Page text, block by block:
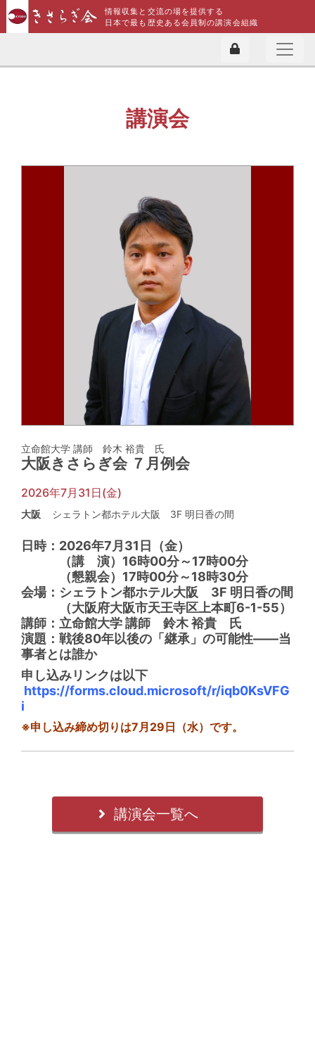
情報収集と交流の場を提供する
日本で最も歴史ある会員制の講演会組織
講演会
立命館大学 講師 鈴木 裕貴 氏
大阪きさらぎ会 ７月例会
2026年7月31日(金)
大阪 シェラトン都ホテル大阪 3F 明日香の間
日時： 2026年7月31日（金）
（講 演） 16時00分～17時00分
（懇親会） 17時00分～18時30分
会場： シェラトン都ホテル大阪 3F 明日香の間
（大阪府大阪市天王寺区上本町6-1-55）
講師： 立命館大学 講師 鈴木 裕貴 氏
演題： 戦後80年以後の「継承」の可能性――当
事者とは誰か
申し込みリンクは以下
https://forms.cloud.microsoft/r/iqb0KsVFG
i
※申し込み締め切りは7月29日（水）です。
講演会一覧へ